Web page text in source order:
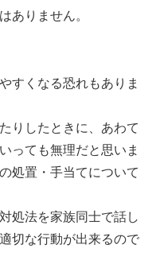
ありません。
すくなる恐れもありま
りしたときに、あわて
っても無理だと思いま
処置・手当てについて
処法を家族同士で話し
切な行動が出来るので